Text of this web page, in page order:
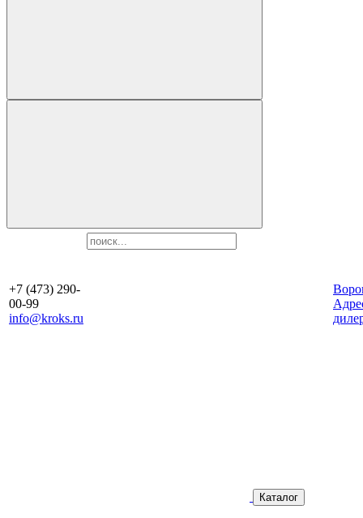
+7 (473) 290-
00-99
info@kroks.ru
Каталог